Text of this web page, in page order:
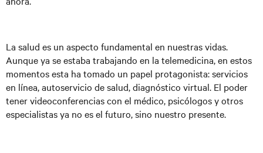
La salud es un aspecto fundamental en nuestras vidas.
Aunque ya se estaba trabajando en la telemedicina, en estos
momentos esta ha tomado un papel protagonista: servicios
en línea, autoservicio de salud, diagnóstico virtual. El poder
tener videoconferencias con el médico, psicólogos y otros
especialistas ya no es el futuro, sino nuestro presente.